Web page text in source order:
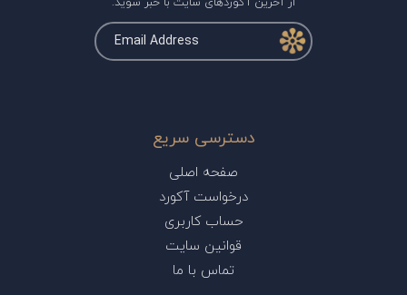
دسترسی سریع
صفحه اصلی
درخواست آکورد
حساب کاربری
قوانین سایت
تماس با ما